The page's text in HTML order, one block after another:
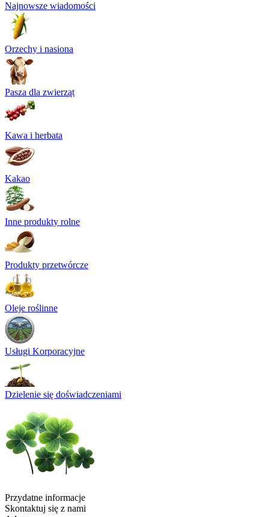
Najnowsze wiadomości
Orzechy i nasiona
Pasza dla zwierząt
Kawa i herbata
Kakao
Inne produkty rolne
Produkty przetwórcze
Oleje roślinne
Usługi Korporacyjne
Dzielenie się doświadczeniami
Przydatne informacje
Skontaktuj się z nami